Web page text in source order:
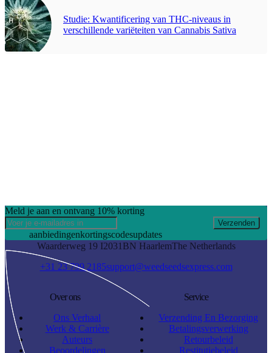
Studie: Kwantificering van THC-niveaus in
verschillende variëteiten van Cannabis Sativa
Meld je aan en ontvang 10% korting
Verzenden
aanbiedingenkortingscodesupdates
Waarderweg 19 I2031BN HaarlemThe Netherlands
+31 23 799 2185support@weedseedsexpress.com
Over ons
Ons Verhaal
Werk & Carrière
Auteurs
Beoordelingen
Service
Verzending En Bezorging
Betalingsverwerking
Retourbeleid
Restitutiebeleid